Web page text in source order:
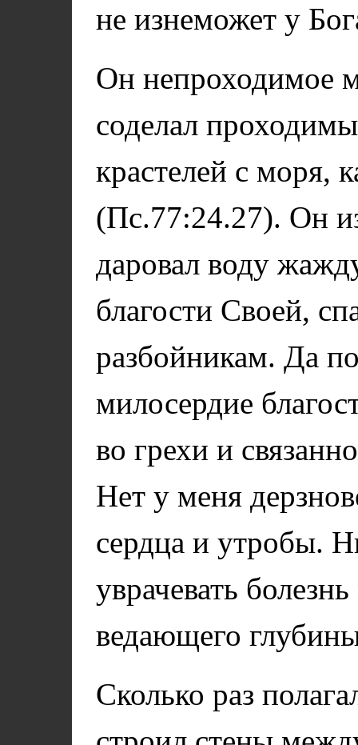
не изнеможет у
Он непроходимое
соделал
крастелей с моря,
(Пс.77:24.27). Он
даровал воду
благости Своей,
разбойникам. Да
милосердие
во грехи и
Нет у меня
сердца и утробы.
уврачевать
ведающего
Сколько раз